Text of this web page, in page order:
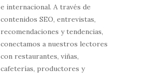
e internacional. A través de
contenidos SEO, entrevistas,
recomendaciones y tendencias,
conectamos a nuestros lectores
con restaurantes, viñas,
cafeterías, productores y